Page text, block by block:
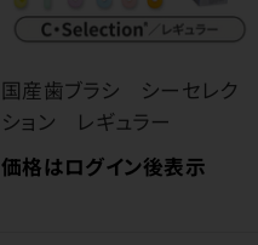
国産歯ブラシ シーセレク
ション レギュラー
価格はログイン後表示